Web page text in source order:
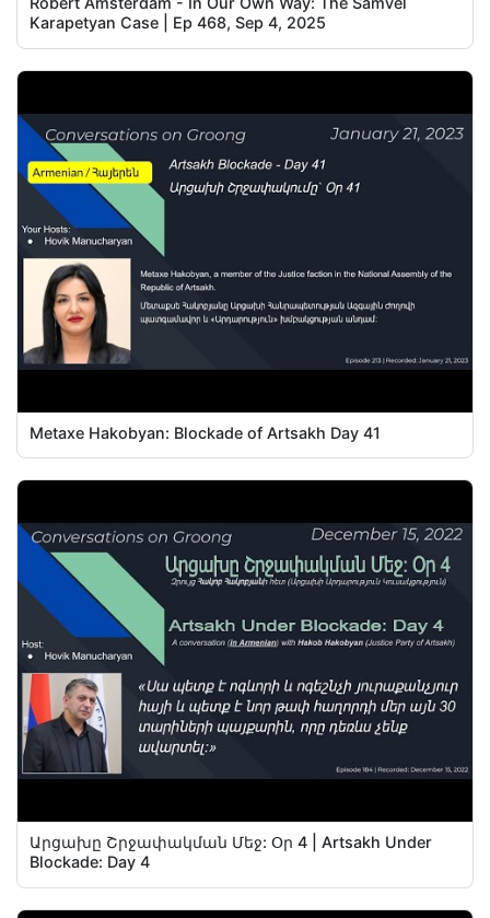
Karapetyan Case | Ep 468, Sep 4, 2025
Metaxe Hakobyan: Blockade of Artsakh Day 41
Արցախը Շրջափակման Մեջ: Օր 4 | Artsakh Under
Blockade: Day 4